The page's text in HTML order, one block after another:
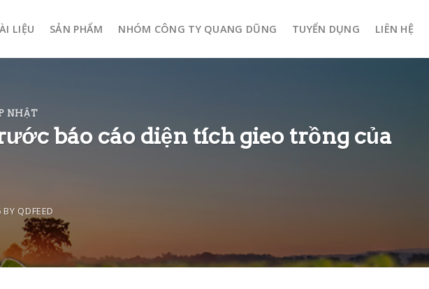
LIỆU SẢN PHẨM NHÓM CÔNG TY QUANG DŨNG TUYỂN DỤNG LIÊN HỆ
NHẬT
báo cáo diện tích gieo trồng của
BY QDFEED